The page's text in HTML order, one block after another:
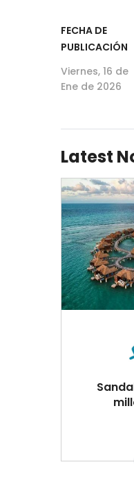
FECHA DE
PUBLICACIÓN
Viernes, 16 de
Ene de 2026
Latest